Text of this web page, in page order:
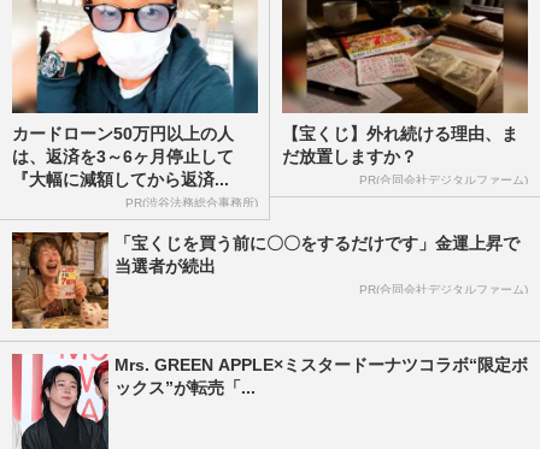
カードローン50万円以上の人
は、返済を3～6ヶ月停止して
『大幅に減額してから返済...
PR(渋谷法務総合事務所)
【宝くじ】外れ続ける理由、ま
だ放置しますか？
PR(合同会社デジタルファーム)
「宝くじを買う前に〇〇をするだけです」金運上昇で
当選者が続出
PR(合同会社デジタルファーム)
Mrs. GREEN APPLE×ミスタードーナツコラボ“限定ボ
ックス”が転売「...